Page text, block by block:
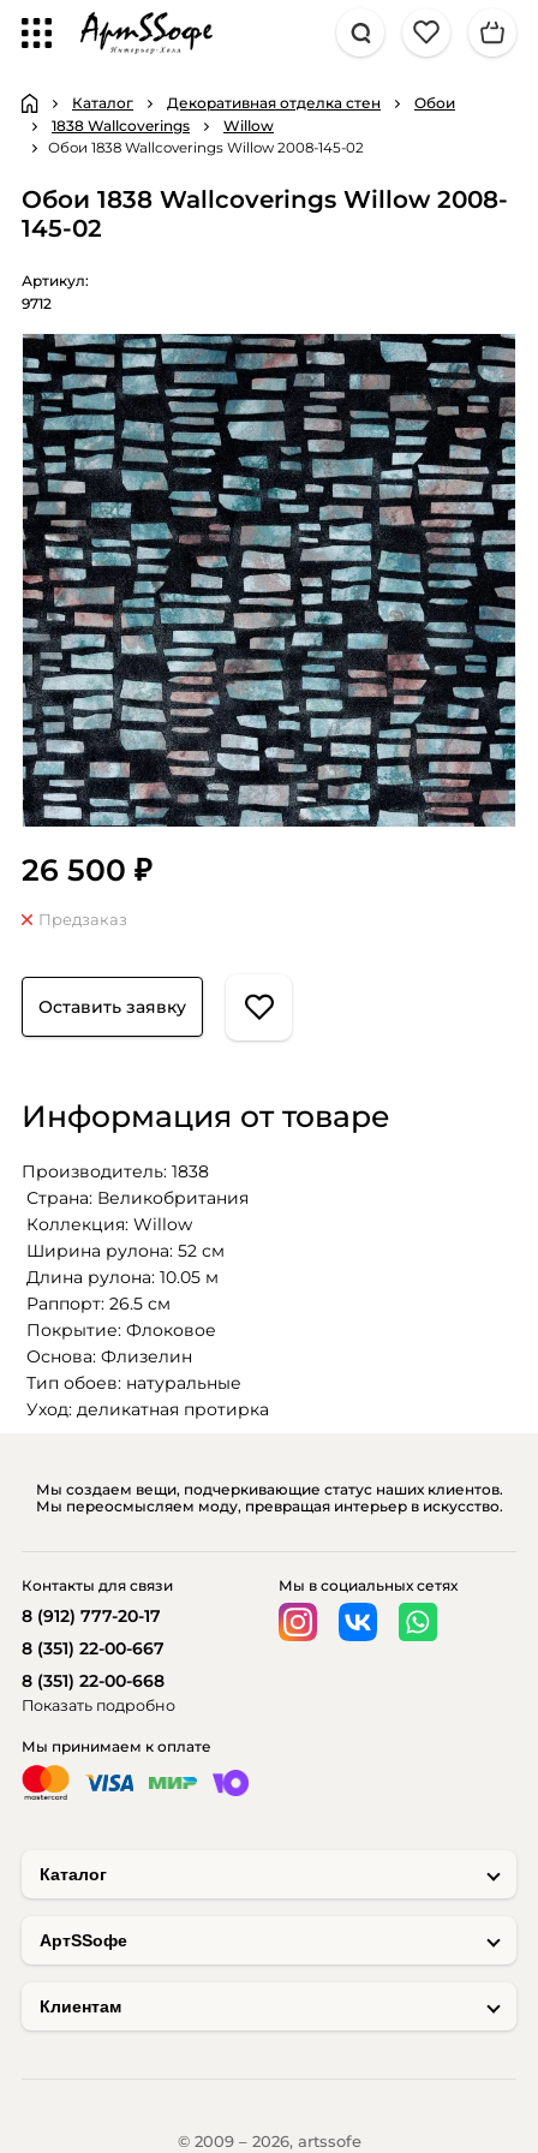
Каталог Декоративная отделка стен
Обои
1838 Wallcoverings
Willow
Обои 1838 Wallcoverings Willow 2008-145-02
Обои 1838 Wallcoverings Willow 2008-
145-02
Артикул:
9712
26 500 ₽
Предзаказ
Оставить заявку
Информация от товаре
Производитель: 1838
Страна: Великобритания
Коллекция: Willow
Ширина рулона: 52 см
Длина рулона: 10.05 м
Раппорт: 26.5 см
Покрытие: Флоковое
Основа: Флизелин
Тип обоев: натуральные
Уход: деликатная протирка
Мы создаем вещи, подчеркивающие статус наших клиентов.
Мы переосмысляем моду, превращая интерьер в искусство.
Каталог
AртSSофе
Клиентам
Мы принимаем к оплате
Мы в социальных сетях
Контакты для связи
8 (912) 777-20-17
8 (351) 22-00-667
8 (351) 22-00-668
Показать подробно
© 2009 – 2026, artssofe